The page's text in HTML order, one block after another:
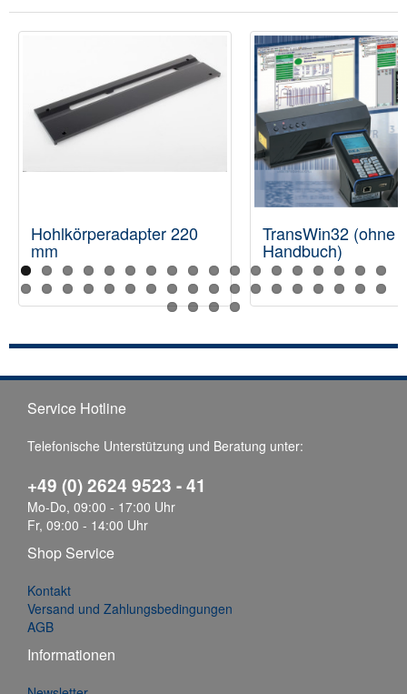
Hohlkörperadapter 220
mm
TransWin32 (ohne
Handbuch)
Service Hotline
Telefonische Unterstützung und Beratung unter:
+49 (0) 2624 9523 - 41
Mo-Do, 09:00 - 17:00 Uhr
Fr, 09:00 - 14:00 Uhr
Shop Service
Kontakt
Versand und Zahlungsbedingungen
AGB
Informationen